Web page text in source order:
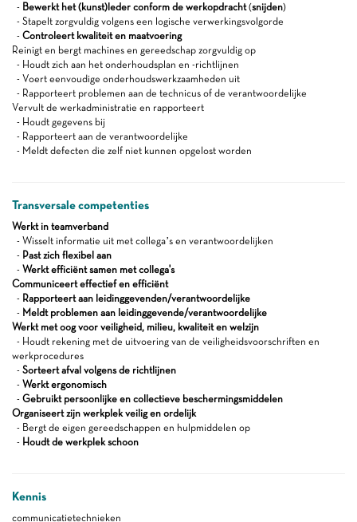
- Bewerkt het (kunst)leder conform de werkopdracht(snijden)
- Stapelt zorgvuldig volgens een logische verwerkingsvolgorde
- Controleert kwaliteit en maatvoering
Reinigt en bergt machines en gereedschap zorgvuldig op
- Houdt zich aan het onderhoudsplan en -richtlijnen
- Voert eenvoudige onderhoudswerkzaamheden uit
- Rapporteert problemen aan de technicus of de verantwoordelijke
Vervult de werkadministratie en rapporteert
- Houdt gegevens bij
- Rapporteert aan de verantwoordelijke
- Meldt defecten die zelf niet kunnen opgelost worden
Transversale competenties
Werkt in teamverband
- Wisselt informatie uit met collega’s en verantwoordelijken
- Past zich flexibel aan
- Werkt efficiënt samen met collega's
Communiceert effectief en efficiënt
- Rapporteert aan leidinggevenden/verantwoordelijke
- Meldt problemen aan leidinggevende/verantwoordelijke
Werkt met oog voor veiligheid, milieu, kwaliteit en welzijn
- Houdt rekening met de uitvoering van de veiligheidsvoorschriften en
werkprocedures
- Sorteert afval volgens de richtlijnen
- Werkt ergonomisch
- Gebruikt persoonlijke en collectieve beschermingsmiddelen
Organiseert zijn werkplek veilig en ordelijk
- Bergt de eigen gereedschappen en hulpmiddelen op
- Houdt de werkplek schoon
Kennis
communicatietechnieken